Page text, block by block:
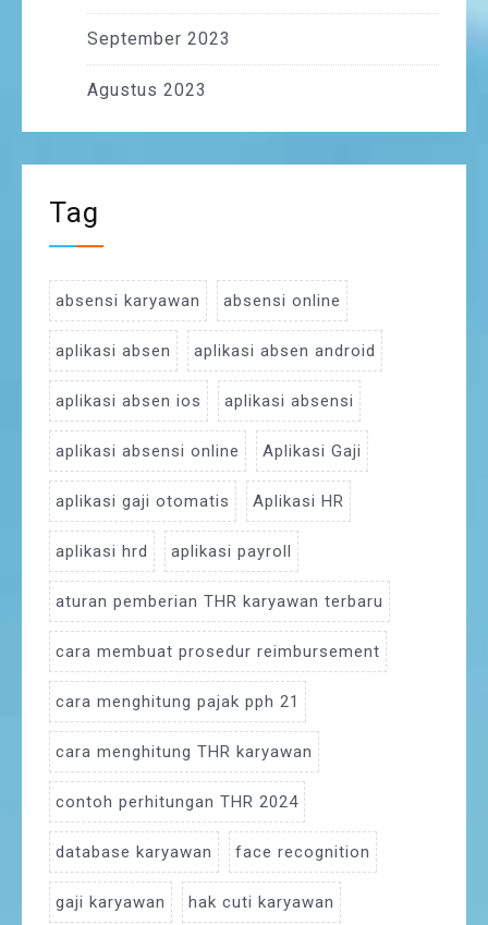
September 2023
Agustus 2023
Tag
absensi karyawan absensi online
aplikasi absen aplikasi absen android
aplikasi absen ios aplikasi absensi
aplikasi absensi online Aplikasi Gaji
aplikasi gaji otomatis Aplikasi HR
aplikasi hrd aplikasi payroll
aturan pemberian THR karyawan terbaru
cara membuat prosedur reimbursement
cara menghitung pajak pph 21
cara menghitung THR karyawan
contoh perhitungan THR 2024
database karyawan face recognition
gaji karyawan hak cuti karyawan